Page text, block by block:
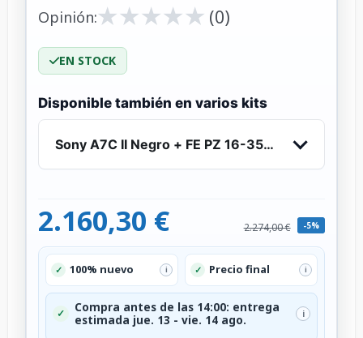
Opinión:★
★★
★★
★★
★★
★ (0)
EN STOCK
Disponible también en varios kits
Sony A7C II Negro + FE PZ 16-35mm f/4 G
2.160,30 € 2.274,00 € -5%
✓ 100% nuevo i ✓ Precio final i
✓
Compra antes de las 14:00: entrega
estimada jue. 13 - vie. 14 ago.
i